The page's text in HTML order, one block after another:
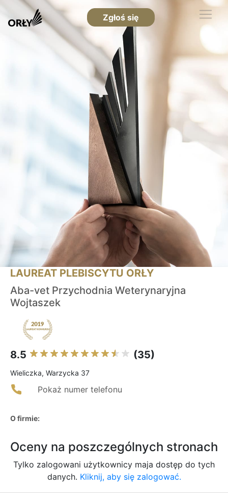
Zgłoś się
LAUREAT PLEBISCYTU ORŁY
Aba-vet Przychodnia Weterynaryjna
Wojtaszek
8.5 (35)
Wieliczka, Warzycka 37
Pokaż numer telefonu
O firmie:
Oceny na poszczególnych stronach
Tylko zalogowani użytkownicy maja dostęp do tych
danych. Kliknij, aby się zalogować.